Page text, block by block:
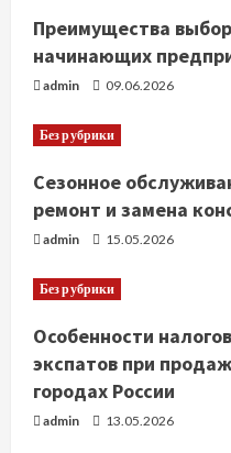
т
е
н
и
е
Преимущества
начинающих
admin 09.06.2026
Без рубрики
Сезонное
ремонт и замена
admin 15.05.2026
Без рубрики
Особенности
экспатов при
городах России
admin 13.05.2026